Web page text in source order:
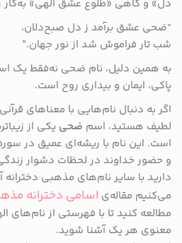
دل» و گاهی «طلوع عشق الهی» به‌کار
“ضحی عشق برآمد ز دل صبح‌دلان،
شب تار فراموش شد از نور جهان.”
به همین دلیل، نام ضحی نه‌فقط یک اسم
پاکی، ایمان و بیداری روح است.
اگر به دنبال نام‌هایی با معناهای
لطیف هستید، اسم ضحی یکی از
است. این نام با ریشه‌ای عمیق در
و حضور خداوند در لحظات دشوار
دارید با سایر نام‌های مذهبی دخترانه
می‌کنیم مقاله‌ی اسامی دخترانه
مطالعه کنید تا با فهرستی از نام‌های
معنوی هر یک آشنا شوید.